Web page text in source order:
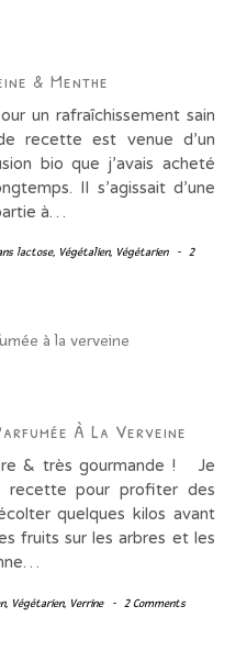
& Menthe
un rafraîchissement sain
recette est venue d’un
bio que j’avais acheté
Il s’agissait d’une
à…
lactose, Végétalien, Végétarien - 2
À La Verveine
& très gourmande ! Je
recette pour profiter des
quelques kilos avant
fruits sur les arbres et les
, Végétarien, Verrine - 2 Comments